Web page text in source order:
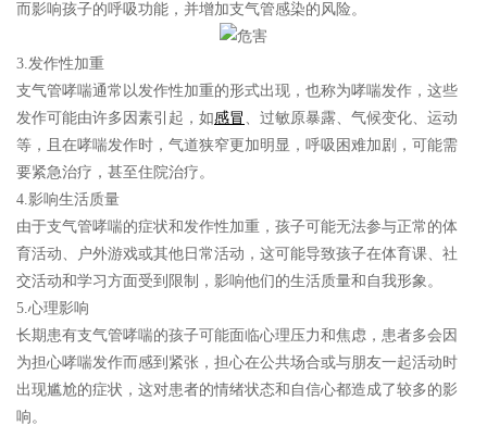
而影响孩子的呼吸功能，并增加支气管感染的风险。
3.发作性加重
支气管哮喘通常以发作性加重的形式出现，也称为哮喘发作，这些
发作可能由许多因素引起，如感冒 、过敏原暴露、气候变化、运动
等，且在哮喘发作时，气道狭窄更加明显，呼吸困难加剧，可能需
要紧急治疗，甚至住院治疗。
4.影响生活质量
由于支气管哮喘的症状和发作性加重，孩子可能无法参与正常的体
育活动、户外游戏或其他日常活动，这可能导致孩子在体育课、社
交活动和学习方面受到限制，影响他们的生活质量和自我形象。
5.心理影响
长期患有支气管哮喘的孩子可能面临心理压力和焦虑，患者多会因
为担心哮喘发作而感到紧张，担心在公共场合或与朋友一起活动时
出现尴尬的症状，这对患者的情绪状态和自信心都造成了较多的影
响。